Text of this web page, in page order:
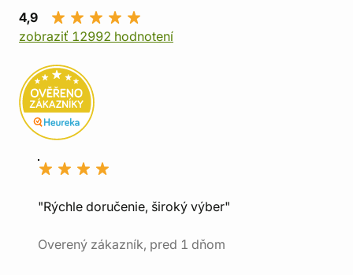
4,9
zobraziť 12992 hodnotení
"Rýchle doručenie, široký výber"
Overený zákazník, pred 1 dňom